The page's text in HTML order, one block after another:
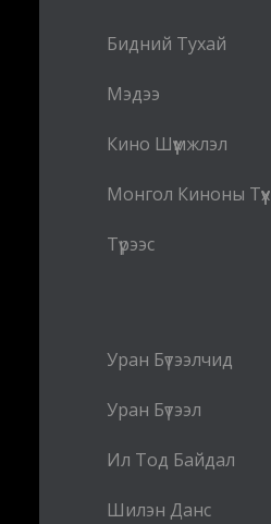
Бидний Тухай
Мэдээ
Кино Шүүмжлэл
Монгол Киноны Түүх
Түрээс
Уран Бүтээлчид
Уран Бүтээл
Ил Тод Байдал
Шилэн Данс